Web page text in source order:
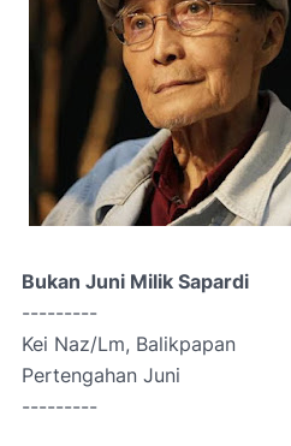
Bukan Juni Milik Sapardi
---------
Kei Naz/Lm, Balikpapan
Pertengahan Juni
---------